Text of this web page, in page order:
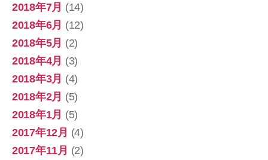
2018年7月 (14)
2018年6月 (12)
2018年5月 (2)
2018年4月 (3)
2018年3月 (4)
2018年2月 (5)
2018年1月 (5)
2017年12月 (4)
2017年11月 (2)